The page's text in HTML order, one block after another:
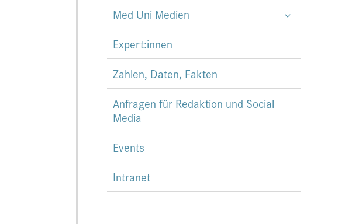
Med Uni Medien
Expert:innen
Zahlen, Daten, Fakten
Anfragen für Redaktion und Social
Media
Events
Intranet